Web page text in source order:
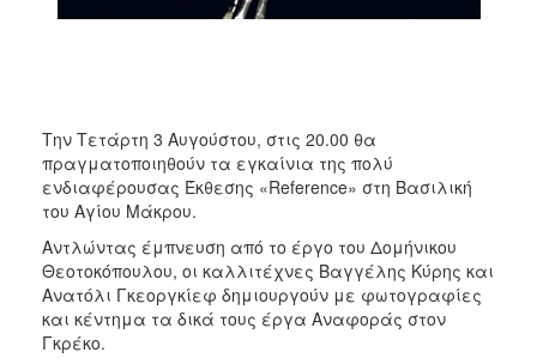
Την Τετάρτη 3 Αυγούστου, στις 20.00 θα
πραγματοποιηθούν τα εγκαίνια της πολύ
ενδιαφέρουσας Έκθεσης «Reference» στη Βασιλική
του Αγίου Μάκρου.
Αντλώντας έμπνευση από το έργο του Δομήνικου
Θεοτοκόπουλου, οι καλλιτέχνες Βαγγέλης Κύρης και
Ανατόλι Γκεοργκίεφ δημιουργούν με φωτογραφίες
και κέντημα τα δικά τους έργα Αναφοράς στον
Γκρέκο.